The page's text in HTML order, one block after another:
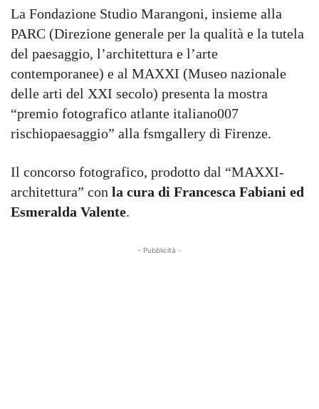
La Fondazione Studio Marangoni, insieme alla
PARC (Direzione generale per la qualità e la tutela
del paesaggio, l’architettura e l’arte
contemporanee) e al MAXXI (Museo nazionale
delle arti del XXI secolo) presenta la mostra
“premio fotografico atlante italiano007
rischiopaesaggio” alla fsmgallery di Firenze.
Il concorso fotografico, prodotto dal “MAXXI-
architettura” con la cura di Francesca Fabiani ed
Esmeralda Valente.
- Pubblicità -